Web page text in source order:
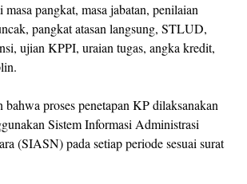
pangkat, masa jabatan, penilaian
pangkat atasan langsung, STLUD,
ujian KPPI, uraian tugas, angka kredit,
bahwa proses penetapan KP dilaksanakan
Sistem Informasi Administrasi
(SIASN) pada setiap periode sesuai surat